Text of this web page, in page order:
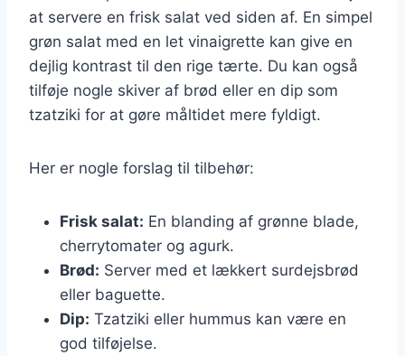
at servere en frisk salat ved siden af. En simpel
grøn salat med en let vinaigrette kan give en
dejlig kontrast til den rige tærte. Du kan også
tilføje nogle skiver af brød eller en dip som
tzatziki for at gøre måltidet mere fyldigt.
Her er nogle forslag til tilbehør:
Frisk salat: En blanding af grønne blade,
cherrytomater og agurk.
Brød: Server med et lækkert surdejsbrød
eller baguette.
Dip: Tzatziki eller hummus kan være en
god tilføjelse.